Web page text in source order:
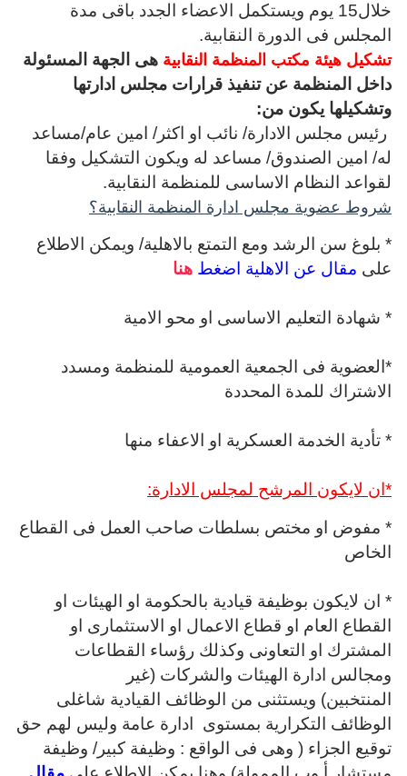
خلال15 يوم ويستكمل الاعضاء الجدد باقى مدة
المجلس فى الدورة النقابية.
تشكيل هيئة مكتب المنظمة النقابية هى الجهة المسئولة
داخل المنظمة عن تنفيذ قرارات مجلس ادارتها
وتشكيلها يكون من:
رئيس مجلس الادارة/ نائب او اكثر/ امين عام/مساعد
له/ امين الصندوق/ مساعد له ويكون التشكيل وفقا
لقواعد النظام الاساسى للمنظمة النقابية.
شروط عضوية مجلس ادارة المنظمة النقابية؟
* بلوغ سن الرشد ومع التمتع بالاهلية/ ويمكن الاطلاع
على مقال عن الاهلية اضغط هنا
* شهادة التعليم الاساسى او محو الامية
*العضوية فى الجمعية العمومية للمنظمة ومسدد
الاشتراك للمدة المحددة
* تأدية الخدمة العسكرية او الاعفاء منها
*ان لايكون المرشح لمجلس الادارة:
* مفوض او مختص بسلطات صاحب العمل فى القطاع
الخاص
* ان لايكون بوظيفة قيادية بالحكومة او الهيئات او
القطاع العام او قطاع الاعمال او الاستثمارى او
المشترك او التعاونى وكذلك رؤساء القطاعات
ومجالس ادارة الهيئات والشركات (غير
المنتخبين) ويستثنى من الوظائف القيادية شاغلى
الوظائف التكرارية بمستوى ادارة عامة وليس لهم حق
توقيع الجزاء ( وهى فى الواقع : وظيفة كبير/ وظيفة